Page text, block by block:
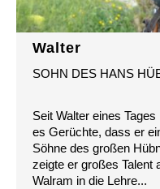
Walter
SOHN DES HANS
Seit Walter eines
es Gerüchte, dass er
Söhne des großen
zeigte er großes Talent
Walram in die Lehre...